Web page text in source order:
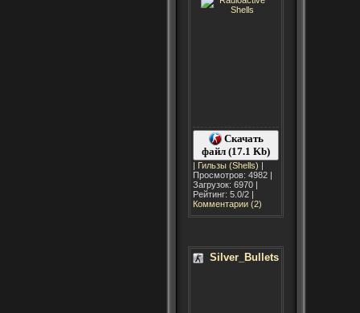
Скачать
файл (17.1 Kb)
| Гильзы (Shells) |
Просмотров: 4982 |
Загрузок: 6970 |
Рейтинг: 5.0/2 |
Комментарии (2)
Silver_Bullets